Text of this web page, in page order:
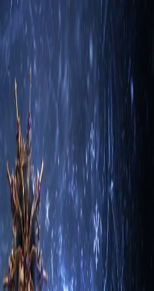
билда «Убранство огненной
3: какие предметы нужны, как
в Diablo 3 — гайд
чародейа в Diablo 3 для
Портала: сеты, навыки, кубики